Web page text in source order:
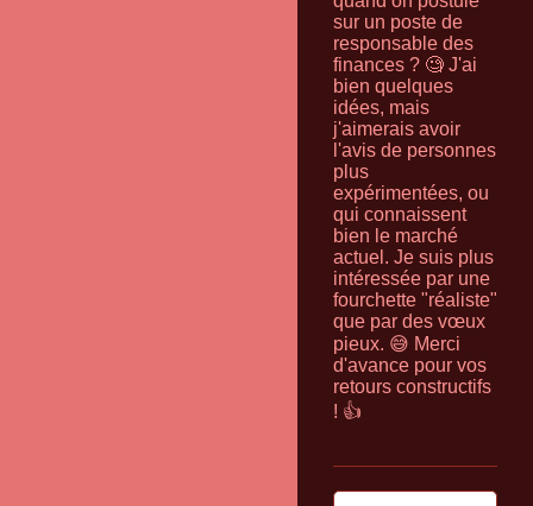
sur un poste de
responsable des
finances ? 🧐 J'ai
bien quelques
idées, mais
j'aimerais avoir
l'avis de personnes
plus
expérimentées, ou
qui connaissent
bien le marché
actuel. Je suis plus
intéressée par une
fourchette "réaliste"
que par des vœux
pieux. 😅 Merci
d'avance pour vos
retours constructifs
! 👍